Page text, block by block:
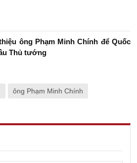
ông Phạm Minh Chính để Quốc
Thủ tướng
ông Phạm Minh Chính